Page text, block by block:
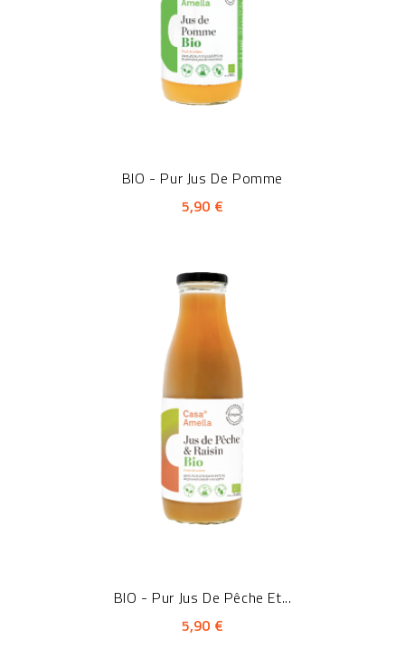
BIO - Pur Jus De Pomme
5,90 €
BIO - Pur Jus De Pêche Et...
5,90 €